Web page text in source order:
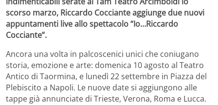
scorso marzo, Riccardo Cocciante aggiunge due nuovi
appuntamenti live allo spettacolo “Io…Riccardo
Cocciante”.
Ancora una volta in palcoscenici unici che coniugano
storia, emozione e arte: domenica 10 agosto al Teatro
Antico di Taormina, e lunedì 22 settembre in Piazza del
Plebiscito a Napoli. Le nuove date si aggiungono alle
tappe già annunciate di Trieste, Verona, Roma e Lucca.